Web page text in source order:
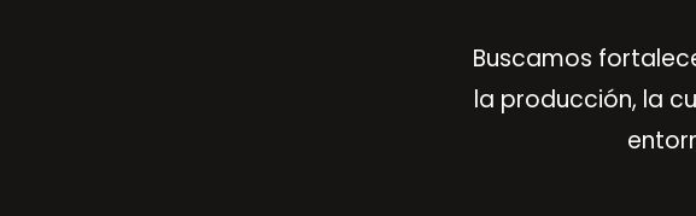
Buscamos
la producción, la